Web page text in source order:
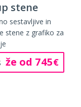
stene
sestavljive in
stene z grafiko za
že od 745€